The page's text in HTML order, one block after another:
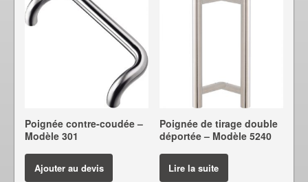
Poignée contre-coudée –
Modèle 301
Ajouter au devis
Poignée de tirage double
déportée – Modèle 5240
Lire la suite